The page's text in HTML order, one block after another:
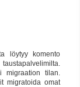
löytyy komento
migraation tilan.
migratoida omat